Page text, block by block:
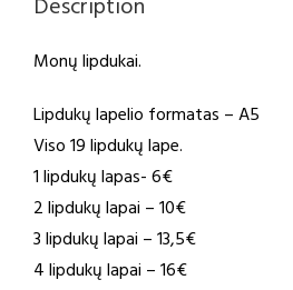
Description
Monų lipdukai.
Lipdukų lapelio formatas – A5
Viso 19 lipdukų lape.
1 lipdukų lapas- 6€
2 lipdukų lapai – 10€
3 lipdukų lapai – 13,5€
4 lipdukų lapai – 16€